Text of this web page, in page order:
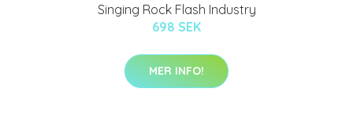
Singing Rock Flash Industry
698 SEK
MER INFO!